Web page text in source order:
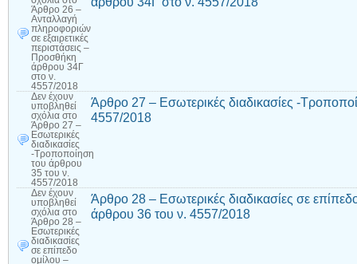
Άρθρο 26 –
Ανταλλαγή
πληροφοριών
σε εξαιρετικές
περιστάσεις –
Προσθήκη
άρθρου 34Γ
στο ν.
4557/2018
Δεν έχουν
υποβληθεί
σχόλια στο
Άρθρο 27 –
Εσωτερικές
διαδικασίες
-Τροποποίηση
του άρθρου
35 του ν.
4557/2018
Άρθρο 27 – Εσωτερικές διαδικασίες -
4557/2018
Δεν έχουν
υποβληθεί
σχόλια στο
Άρθρο 28 –
Εσωτερικές
διαδικασίες
σε επίπεδο
ομίλου –
Άρθρο 28 – Εσωτερικές διαδικασίες σε
άρθρου 36 του ν. 4557/2018